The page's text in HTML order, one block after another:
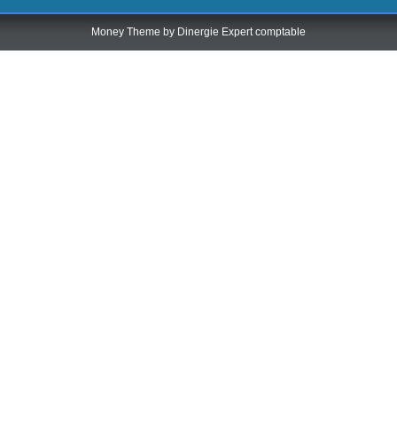
Money Theme by Dinergie Expert comptable